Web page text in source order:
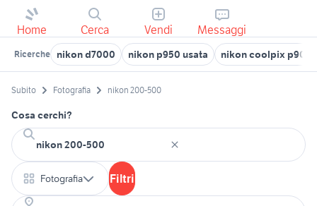
Home Cerca Vendi Messaggi
Ricerche nikon d7000 nikon p950 usata nikon coolpix p900
Subito Fotografia nikon 200-500
Cosa cerchi?
Fotografia Filtri